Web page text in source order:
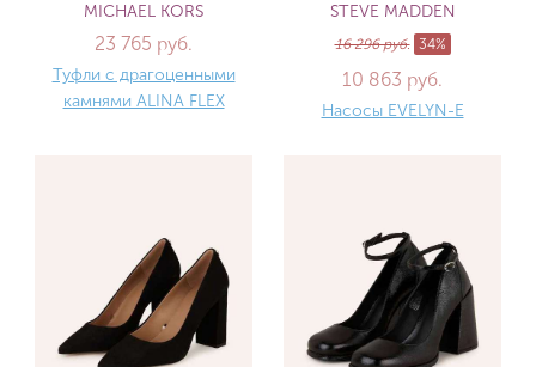
MICHAEL KORS
23 765 руб.
Туфли с драгоценными
камнями ALINA FLEX
STEVE MADDEN
16 296 руб. 34%
10 863 руб.
Насосы EVELYN-E